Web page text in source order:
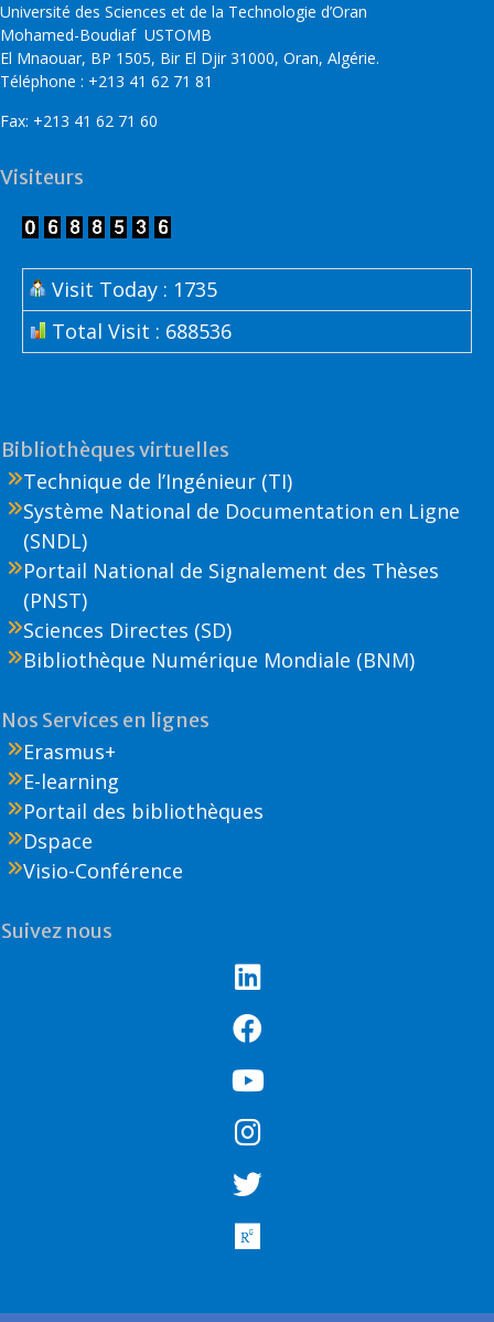
Université des Sciences et de la Technologie d’Oran
Mohamed-Boudiaf USTOMB
El Mnaouar, BP 1505, Bir El Djir 31000, Oran, Algérie.
Téléphone : +213 41 62 71 81
Fax: +213 41 62 71 60
Visiteurs
Visit Today : 1735
Total Visit : 688536
Bibliothèques virtuelles
Technique de l’Ingénieur (TI)
Système National de Documentation en Ligne
(SNDL)
Portail National de Signalement des Thèses
(PNST)
Sciences Directes (SD)
Bibliothèque Numérique Mondiale (BNM)
Nos Services en lignes
Erasmus+
E-learning
Portail des bibliothèques
Dspace
Visio-Conférence
Suivez nous